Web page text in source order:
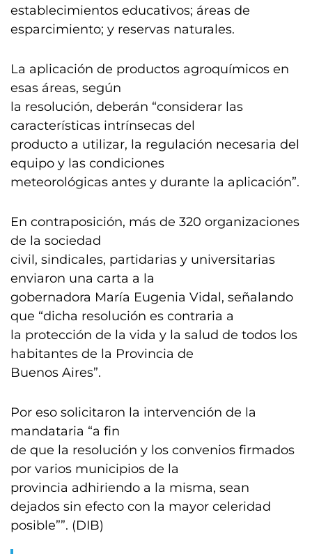
establecimientos educativos; áreas de
esparcimiento; y reservas naturales.
La aplicación de productos agroquímicos en
esas áreas, según
la resolución, deberán “considerar las
características intrínsecas del
producto a utilizar, la regulación necesaria del
equipo y las condiciones
meteorológicas antes y durante la aplicación”.
En contraposición, más de 320 organizaciones
de la sociedad
civil, sindicales, partidarias y universitarias
enviaron una carta a la
gobernadora María Eugenia Vidal, señalando
que “dicha resolución es contraria a
la protección de la vida y la salud de todos los
habitantes de la Provincia de
Buenos Aires”.
Por eso solicitaron la intervención de la
mandataria “a fin
de que la resolución y los convenios firmados
por varios municipios de la
provincia adhiriendo a la misma, sean
dejados sin efecto con la mayor celeridad
posible””. (DIB)